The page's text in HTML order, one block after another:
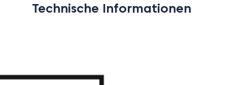
Technische Informationen